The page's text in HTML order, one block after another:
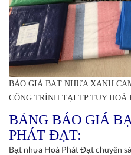
BÁO GIÁ BẠT NHỰA XANH
CÔNG TRÌNH TẠI TP TUY HOÀ
BẢNG BÁO GIÁ
PHÁT ĐẠT:
Bạt nhựa Hoà Phát Đạt chuyên